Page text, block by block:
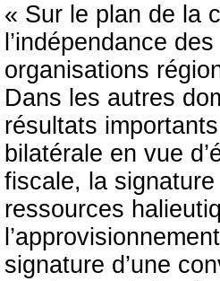
« Sur le plan de la
l’indépendance
organisations
Dans les autres
résultats
bilatérale en vue
fiscale, la
ressources
signature d’une